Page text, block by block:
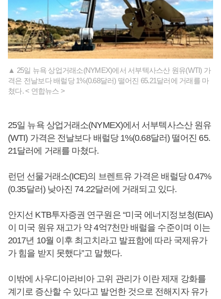
▲ 25일 뉴욕 상업거래소(NYMEX)에서 서부텍사스산 원유(WTI) 가
격은 전날보다 배럴당 1%(0.68달러) 떨어진 65.21달러에 거래를 마
쳤다. < 연합뉴스 >
25일 뉴욕 상업거래소(NYMEX)에서 서부텍사스산 원유
(WTI) 가격은 전날보다 배럴당 1%(0.68달러) 떨어진 65.
21달러에 거래를 마쳤다.
런던 선물거래소(ICE)의 브렌트유 가격은 배럴당 0.47%
(0.35달러) 낮아진 74.22달러에 거래되고 있다.
안지선 KTB투자증권 연구원은 “미국 에너지정보청(EIA)
이 미국 원유 재고가 약 4억7천만 배럴을 수준이며 이는
2017년 10월 이후 최고치라고 발표함에 따라 국제유가
가 힘을 받지 못했다”고 말했다.
이밖에 사우디아라비아 고위 관리가 이란 제재 강화를
계기로 증산할 수 있다고 발언한 것으로 전해지자 유가